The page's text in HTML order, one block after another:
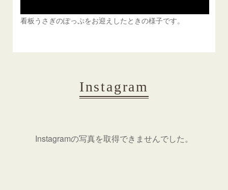
看板うさぎのぽっぷをお迎えしたときの様子です。
Instagram
Instagramの写真を取得できませんでした。